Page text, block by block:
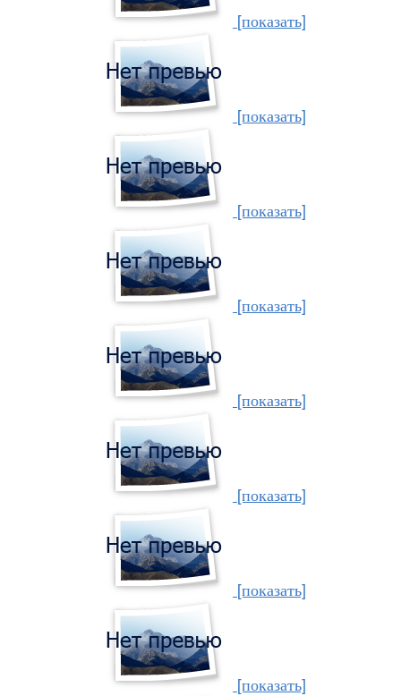
[показать]
[показать]
[показать]
[показать]
[показать]
[показать]
[показать]
[показать]